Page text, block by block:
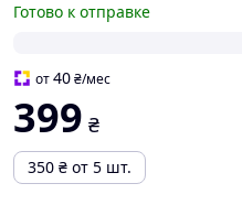
Готово к отправке
от40₴/мес
399 ₴
350 ₴ от 5 шт.